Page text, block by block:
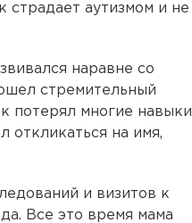
страдает аутизмом и не
наравне со
стремительный
потерял многие навыки
откликаться на имя,
и визитов к
Все это время мама